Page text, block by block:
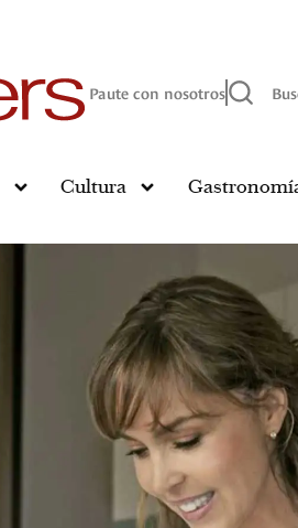
Paute con nosotros
Cultura